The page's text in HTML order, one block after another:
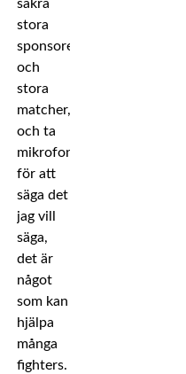
säkra
stora
sponsorer
och
stora
matcher,
och ta
mikrofonen
för att
säga det
jag vill
säga,
det är
något
som kan
hjälpa
många
fighters.